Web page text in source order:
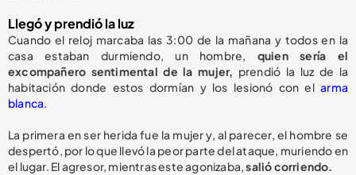
Llegó y prendió la luz
Cuando el reloj marcaba las 3:00 de la mañana y todos en la
casa estaban durmiendo, un hombre, quien sería el
excompañero sentimental de la mujer, prendió la luz de la
habitación donde estos dormían y los lesionó con elarma
blanca.
La primera en ser herida fue la mujer y, al parecer, el hombre se
despertó, por lo que llevó la peor parte del ataque, muriendo en
el lugar. El agresor, mientras este agonizaba,salió corriendo.